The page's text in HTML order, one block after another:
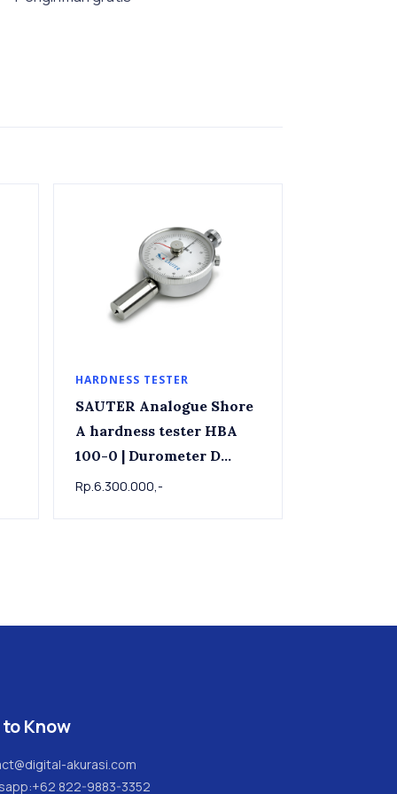
HARDNESS TESTER
SAUTER Analogue Shore
A hardness tester HBA
100-0 | Durometer D
Shore D Hardness Tester
Rp.6.300.000,-
Know
akurasi.com
+62 822-9883-3352